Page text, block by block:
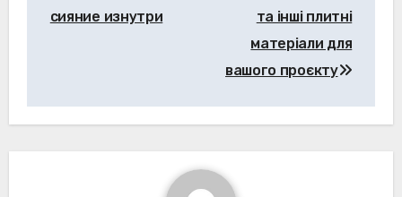
сияние изнутри
та інші плитні
матеріали для
вашого проєкту